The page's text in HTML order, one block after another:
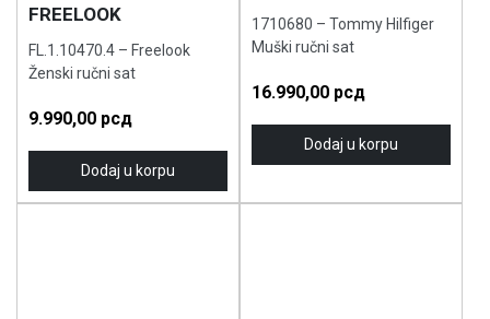
FREELOOK
FL.1.10470.4 – Freelook
Ženski ručni sat
9.990,00 рсд
Dodaj u korpu
1710680 – Tommy Hilfiger
Muški ručni sat
16.990,00 рсд
Dodaj u korpu